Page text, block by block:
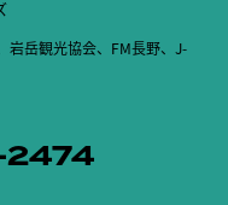
岳観光協会、FM長野、 J-